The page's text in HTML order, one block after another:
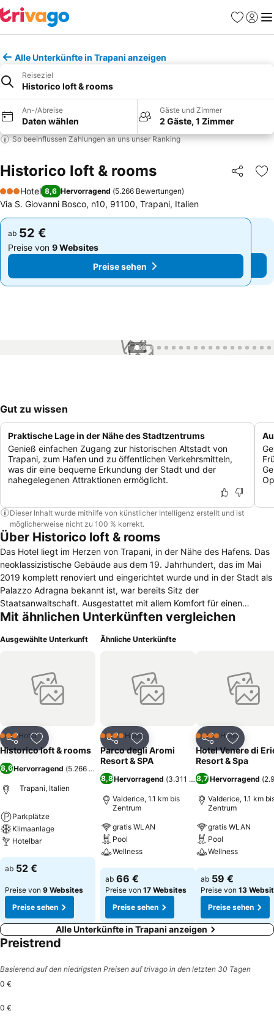
Favoriten
Alle Unterkünfte in Trapani anzeigen
Reiseziel
Historico loft & rooms
An-/Abreise
Daten wählen
Gäste und Zimmer
2 Gäste, 1 Zimmer
So beeinflussen Zahlungen an uns unser Ranking
Historico loft & rooms Teilen
3 Sterne
Hotel 8,6 Hervorragend (5.266 Bewertungen)
Via S. Giovanni Bosco, n10, 91100, Trapani, Italien
ab 52 €
Preise von 9 Websites
Preise sehen
ab 52 €
Preise von 9 Websites
Preise sehen
1 / 99
Gut zu wissen
Praktische Lage in der Nähe des Stadtzentrums
Genieß einfachen Zugang zur historischen Altstadt von
Trapani, zum Hafen und zu öffentlichen Verkehrsmitteln,
was dir eine bequeme Erkundung der Stadt und der
nahegelegenen Attraktionen ermöglicht.
Dieser Inhalt wurde mithilfe von künstlicher Intelligenz erstellt und ist
möglicherweise nicht zu 100 % korrekt.
Über Historico loft & rooms
Das Hotel liegt im Herzen von Trapani, in der Nähe des Hafens. Das
neoklassizistische Gebäude aus dem 19. Jahrhundert, das im Mai
2019 komplett renoviert und eingerichtet wurde und in der Stadt als
Palazzo Adragna bekannt ist, war bereits Sitz der
Staatsanwaltschaft. Ausgestattet mit allem Komfort für einen
ruhigen Urlaub in Trapani.Kostenlose Parkplätze nur 250 m vom
die egadi bewegen müssen. Sehr zentrale und günstige Lage für
ausgestattet und verfügen ausschließlich über ein eigenes
Badezimmer. Restaurants und Bars finden Sie in der Nähe des
Hotels in Hülle und Fülle
Mit ähnlichen Unterkünften vergleichen
Ausgewählte Unterkunft
Teilen Zu Favoriten hinzufügen
3 SterneHotel
Historico loft & rooms
8,6Hervorragend (5.266 Bewertungen
Trapani, Italien
Parkplätze
Klimaanlage
Hotelbar
Preise sehen
ab 52 €
Preise von 9 Websites
Preise sehen
Ähnliche Unterkünfte
Teilen Zu Favoriten hinzufügen
4 SterneHotel
Parco degli Aromi
Resort & SPA
8,8Hervorragend (3.311 Bewertungen)
Valderice, 1.1 km bis
Zentrum
gratis WLAN
Pool
Wellness
Preise sehen
ab 66 €
Preise von 17 Websites
Preise sehen
Teilen Zu
4 SterneHotel
Hotel Venere di
Resort & Spa
8,7Hervorragend (
Valderice, 1.1 km
Zentrum
gratis WLAN
Pool
Wellness
Preise sehen
ab 59 €
Preise von 13
Preise sehen
Alle Unterkünfte in Trapani anzeigen
Preistrend
Basierend auf den niedrigsten Preisen auf trivago in den letzten 30 Tagen
0 €
0 €